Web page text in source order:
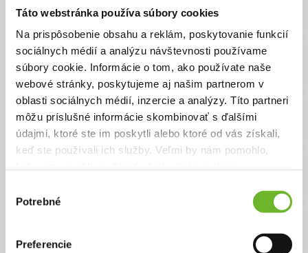
Táto webstránka používa súbory cookies
Na prispôsobenie obsahu a reklám, poskytovanie funkcií
sociálnych médií a analýzu návštevnosti používame
súbory cookie. Informácie o tom, ako používate naše
webové stránky, poskytujeme aj našim partnerom v
oblasti sociálnych médií, inzercie a analýzy. Títo partneri
môžu príslušné informácie skombinovať s ďalšími
údajmi, ktoré ste im poskytli alebo ktoré od vás získali,
keď ste používali ich služby. Veľmi by nám pomohlo,
súhlasu
Potrebné
Preferencie
Pomôžme Danka dostať
na rehabilitačné pobyty
Danko bude mať tento rok 7 rôčkov, je veselý,
milý chlapček plný pokory s diagnózou detská
mozgová obrna. Za svoj krátky život si toho zažil
už dosť. Jeho snom je hrať futbal, na to však
potrebuje absolvovať rehabilitačné pobyty, ktoré
ho stále posúvajú vpred. Tie sú, žiaľ, finančne
náročné. Okrem toho, stres a náročné zdravotné
maminky, ktorá sama ...